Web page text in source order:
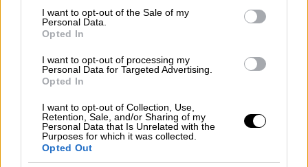
consent section.
I want to opt-out of the Sale of my
Personal Data.
Opted In
I want to opt-out of processing my
Personal Data for Targeted Advertising.
Opted In
I want to opt-out of Collection, Use,
Retention, Sale, and/or Sharing of my
Personal Data that Is Unrelated with the
Purposes for which it was collected.
Opted Out
Ο παίκτης που γεννήθηκε χωρίς το
μεγαλύτερο μέρος του δεξιού χεριού